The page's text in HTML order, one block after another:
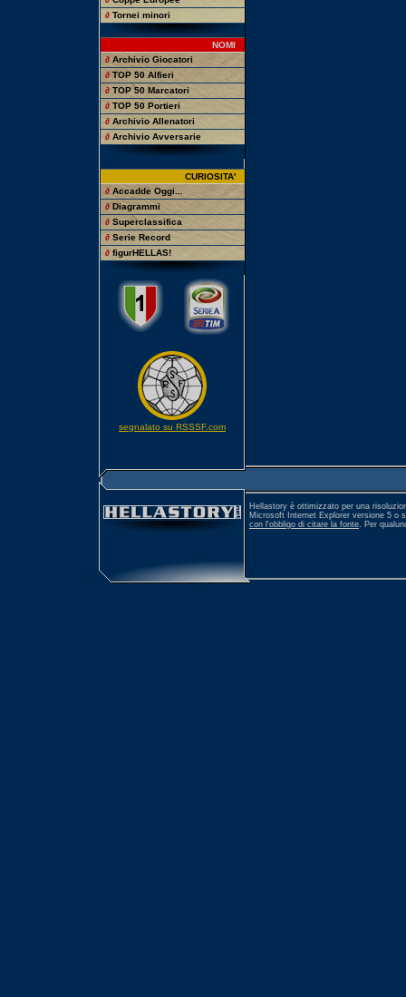
∂ Tornei minori
NOMI
∂ Archivio Giocatori
∂ TOP 50 Alfieri
∂ TOP 50 Marcatori
∂ TOP 50 Portieri
∂ Archivio Allenatori
∂ Archivio Avversarie
CURIOSITA'
∂ Accadde Oggi...
∂ Diagrammi
∂ Superclassifica
∂ Serie Record
∂ figurHELLAS!
segnalato su RSSSF.com
Hellastory è ottimizzato per una
Microsoft Internet Explorer versione 5 o
con l'obbligo di citare la fonte. Per